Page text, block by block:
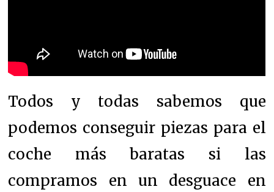
Todos y todas sabemos que
podemos conseguir piezas para el
coche más baratas si las
compramos en un desguace en